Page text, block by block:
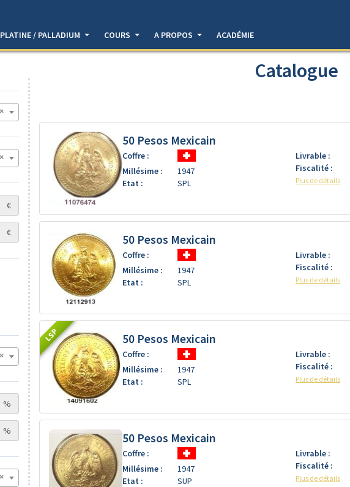
PLATINE / PALLADIUM COURS A PROPOS ACADÉMIE
€
€
%
%
Catalogue
50 Pesos Mexicain
Coffre :
Millésime :
1947
Etat :
SPL
Livrable :
Fiscalité :
Plus de détails
50 Pesos Mexicain
Coffre :
Millésime :
1947
Etat :
SPL
Livrable :
Fiscalité :
Plus de détails
LSP 50 Pesos Mexicain
Coffre :
Millésime :
1947
Etat :
SPL
Livrable :
Fiscalité :
Plus de détails
50 Pesos Mexicain
Coffre :
Millésime :
1947
Etat :
SUP
Livrable :
Fiscalité :
Plus de détails